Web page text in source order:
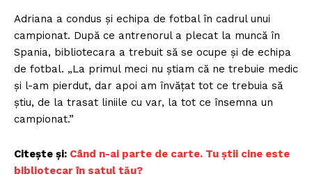
Adriana a condus și echipa de fotbal în cadrul unui
campionat. După ce antrenorul a plecat la muncă în
Spania, bibliotecara a trebuit să se ocupe și de echipa
de fotbal. „La primul meci nu știam că ne trebuie medic
și l-am pierdut, dar apoi am învățat tot ce trebuia să
știu, de la trasat liniile cu var, la tot ce însemna un
campionat.”
Citește și: Când n-ai parte de carte. Tu știi cine este
bibliotecar în satul tău?